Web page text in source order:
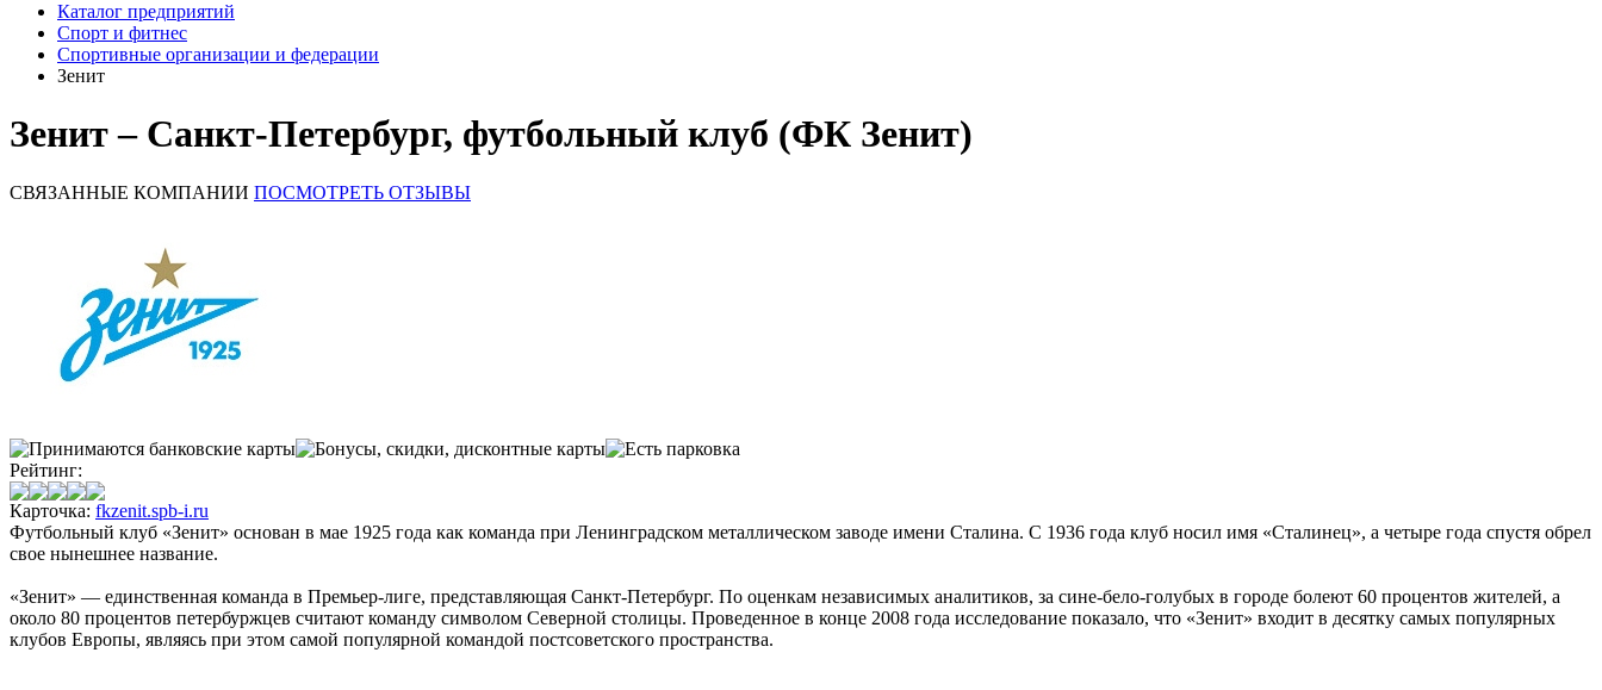
Каталог предприятий
Спорт и фитнес
Спортивные организации и федерации
Зенит
Зенит – Санкт-Петербург, футбольный клуб (ФК Зенит)
СВЯЗАННЫЕ КОМПАНИИ ПОСМОТРЕТЬ ОТЗЫВЫ
Рейтинг:
Карточка: fkzenit.spb-i.ru
Футбольный клуб «Зенит» основан в мае 1925 года как команда при Ленинградском металлическом заводе имени Сталина. С 1936 года клуб носил имя «Сталинец», а четыре года спустя обрел
свое нынешнее название.
«Зенит» — единственная команда в Премьер-лиге, представляющая Санкт-Петербург. По оценкам независимых аналитиков, за сине-бело-голубых в городе болеют 60 процентов жителей, а
около 80 процентов петербуржцев считают команду символом Северной столицы. Проведенное в конце 2008 года исследование показало, что «Зенит» входит в десятку самых популярных
клубов Европы, являясь при этом самой популярной командой постсоветского пространства.